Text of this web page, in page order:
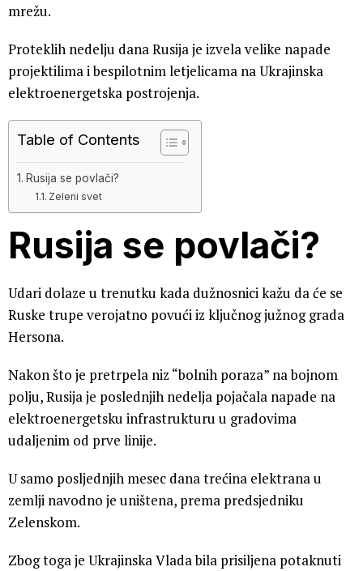
mrežu.
Proteklih nedelju dana Rusija je izvela velike napade
projektilima i bespilotnim letjelicama na Ukrajinska
elektroenergetska postrojenja.
Table of Contents
Rusija se povlači?
Zeleni svet
Rusija se povlači?
Udari dolaze u trenutku kada dužnosnici kažu da će se
Ruske trupe verojatno povući iz ključnog južnog grada
Hersona.
Nakon što je pretrpela niz “bolnih poraza” na bojnom
polju, Rusija je poslednjih nedelja pojačala napade na
elektroenergetsku infrastrukturu u gradovima
udaljenim od prve linije.
U samo posljednjih mesec dana trećina elektrana u
zemlji navodno je uništena, prema predsjedniku
Zelenskom.
Zbog toga je Ukrajinska Vlada bila prisiljena potaknuti